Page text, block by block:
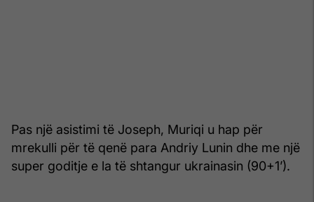
Pas një asistimi të Joseph, Muriqi u hap për
mrekulli për të qenë para Andriy Lunin dhe me një
super goditje e la të shtangur ukrainasin (90+1’).